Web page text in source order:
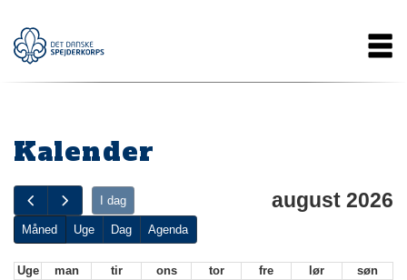
hovedindhold
Main
navigation
Kalender
I dag august 2026
Måned Uge Dag Agenda
Uge man tir ons tor fre lør
søn